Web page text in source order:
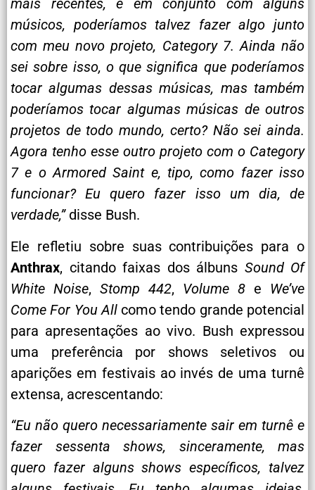
mais recentes, e em conjunto com alguns
músicos, poderíamos talvez fazer algo junto
com meu novo projeto, Category 7. Ainda não
sei sobre isso, o que significa que poderíamos
tocar algumas dessas músicas, mas também
poderíamos tocar algumas músicas de outros
projetos de todo mundo, certo? Não sei ainda.
Agora tenho esse outro projeto com o Category
7 e o Armored Saint e, tipo, como fazer isso
funcionar? Eu quero fazer isso um dia, de
verdade,”disse Bush.
Ele refletiu sobre suas contribuições para o
Anthrax, citando faixas dos álbuns Sound Of
White Noise, Stomp 442, Volume 8 e We’ve
Come For You Allcomo tendo grande potencial
para apresentações ao vivo. Bush expressou
uma preferência por shows seletivos ou
aparições em festivais ao invés de uma turnê
extensa, acrescentando:
“Eu não quero necessariamente sair em turnê e
fazer sessenta shows, sinceramente, mas
quero fazer alguns shows específicos, talvez